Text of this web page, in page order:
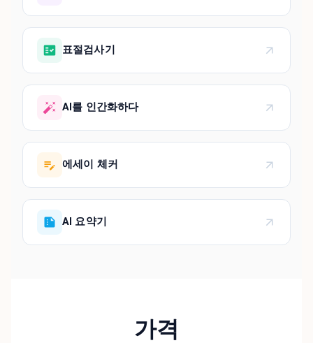
표절검사기
AI를 인간화하다
에세이 체커
AI 요약기
가격